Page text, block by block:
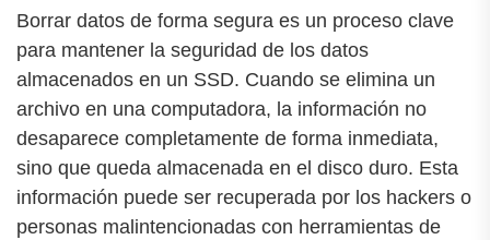
Borrar datos de forma segura es un proceso clave
para mantener la seguridad de los datos
almacenados en un SSD. Cuando se elimina un
archivo en una computadora, la información no
desaparece completamente de forma inmediata,
sino que queda almacenada en el disco duro. Esta
información puede ser recuperada por los hackers o
personas malintencionadas con herramientas de